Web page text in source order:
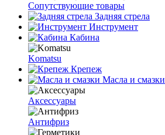
Сопутствующие товары
Задняя стрела
Инструмент
Кабина
Komatsu
Крепеж
Масла и смазки
Аксессуары
Антифриз